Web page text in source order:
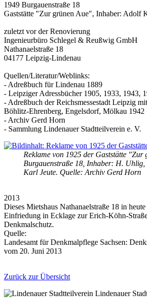
1949 Burgauenstraße 18
Gaststätte "Zur grünen Aue", Inhaber: Adolf
zuletzt vor der Renovierung
Ingenieurbüro Schlegel & Reußwig GmbH
Nathanaelstraße 18
04177 Leipzig-Lindenau
Quellen/Literatur/Weblinks:
- Adreßbuch für Lindenau 1889
- Leipziger Adressbücher 1905, 1933, 1943,
- Adreßbuch der Reichsmessestadt Leipzig
Böhlitz-Ehrenberg, Engelsdorf, Mölkau 1942
- Archiv Gerd Horn
- Sammlung Lindenauer Stadtteilverein e. V.
Reklame von 1925 der Gaststätte "Zur
Burgauenstraße 18, Inhaber: H.
Karl Jeute. Quelle: Archiv Gerd Horn
2013
Dieses Mietshaus Nathanaelstraße 18 in
Einfriedung in Ecklage zur Erich-Köhn-
Denkmalschutz.
Quelle:
Landesamt für Denkmalpflege Sachsen:
vom 20. Juni 2013
Zurück zur Übersicht
Lindenauer